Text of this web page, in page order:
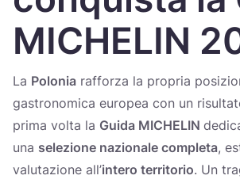
Zamknij
MICHELIN
La Polonia rafforza la propria
gastronomica europea con un
prima volta la Guida MICHELIN
una selezione nazionale completa,
valutazione all’intero territorio. Un